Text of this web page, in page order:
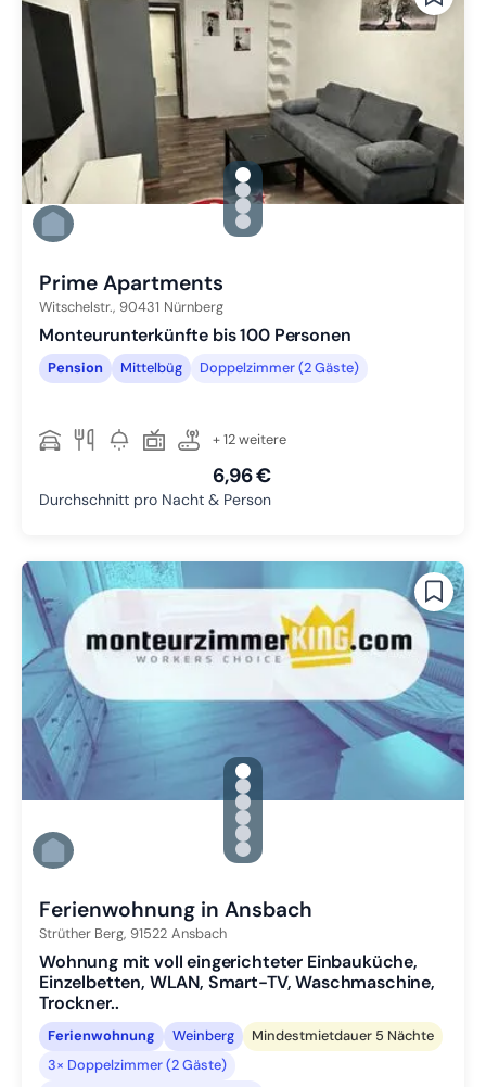
gallery.slide_selector
Zu Slide 1 wechseln
Zu Slide 2 wechseln
Zu Slide 3 wechseln
Zu Slide 4 wechseln
Prime Apartments
Witschelstr., 90431 Nürnberg
Monteurunterkünfte bis 100 Personen
Pension Mittelbüg Doppelzimmer (2 Gäste)
+ 12 weitere
6,96 €
Durchschnitt pro Nacht & Person
gallery.slide_selector
Zu Slide 1 wechseln
Zu Slide 2 wechseln
Zu Slide 3 wechseln
Zu Slide 4 wechseln
Zu Slide 5 wechseln
Zu Slide 6 wechseln
Ferienwohnung in Ansbach
Strüther Berg, 91522 Ansbach
Wohnung mit voll eingerichteter Einbauküche,
Einzelbetten, WLAN, Smart-TV, Waschmaschine,
Trockner..
Ferienwohnung Weinberg
Mindestmietdauer 5 Nächte
3× Doppelzimmer (2 Gäste)